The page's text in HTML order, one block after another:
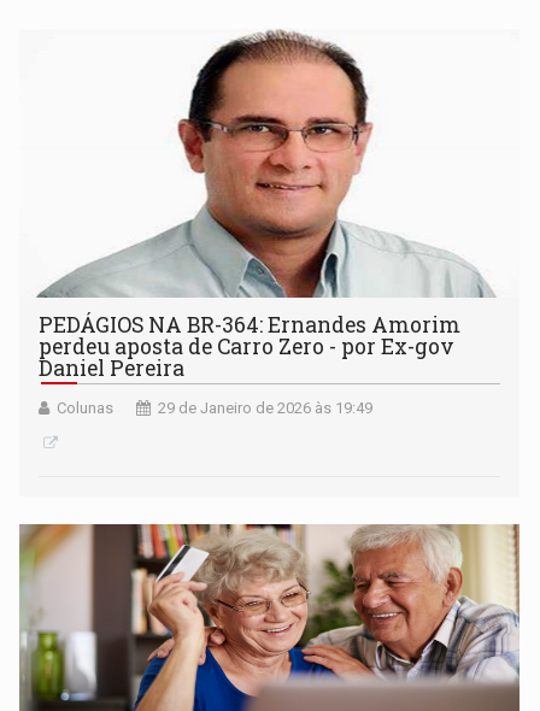
PEDÁGIOS NA BR-364: Ernandes Amorim
perdeu aposta de Carro Zero - por Ex-gov
Daniel Pereira
Colunas 29 de Janeiro de 2026 às 19:49